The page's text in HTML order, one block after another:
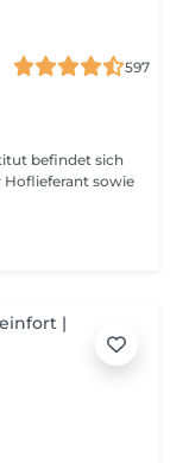
597
Hoflieferant sowie